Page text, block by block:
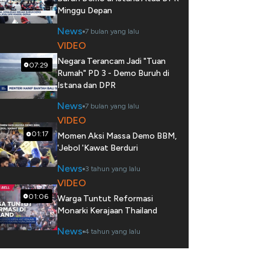
Minggu Depan
News 7 bulan yang lalu
07:29
VIDEO
Negara Terancam Jadi "Tuan
Rumah" PD 3 - Demo Buruh di
Istana dan DPR
News 7 bulan yang lalu
01:17
VIDEO
Momen Aksi Massa Demo BBM,
'Jebol 'Kawat Berduri
News 3 tahun yang lalu
01:06
VIDEO
Warga Tuntut Reformasi
Monarki Kerajaan Thailand
News 4 tahun yang lalu